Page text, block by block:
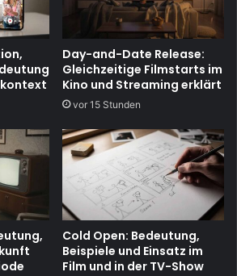
Day-and-Date Release:
Gleichzeitige Filmstarts im
Kino und Streaming erklärt
vor 15 Stunden
Cold Open: Bedeutung,
Beispiele und Einsatz im
Film und in der TV-Show